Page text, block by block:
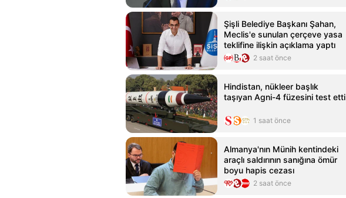
Şişli Belediye Başkanı Şahan,
Meclis'e sunulan çerçeve yasa
teklifine ilişkin açıklama yaptı
2 saat önce
Hindistan, nükleer başlık
taşıyan Agni-4 füzesini test etti
1 saat önce
Almanya'nın Münih kentindeki
araçlı saldırının sanığına ömür
boyu hapis cezası
2 saat önce